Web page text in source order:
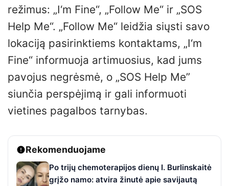
režimus: „I‘m Fine“, „Follow Me“ ir „SOS
Help Me“. „Follow Me“ leidžia siųsti savo
lokaciją pasirinktiems kontaktams, „I‘m
Fine“ informuoja artimuosius, kad jums
pavojus negrėsmė, o „SOS Help Me”
siunčia perspėjimą ir gali informuoti
vietines pagalbos tarnybas.
Rekomenduojame
Po trijų chemoterapijos dienų I. Burlinskaitė
grįžo namo: atvira žinutė apie savijautą